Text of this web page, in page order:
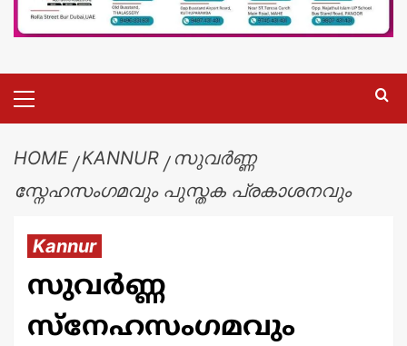
HOME KANNUR
സുവർണ്ണ
സ്നേഹസംഗമവും പുസ്തക പ്രകാശനവും
Kannur
സുവർണ്ണ
സ്നേഹസംഗമവും